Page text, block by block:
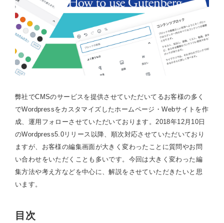
弊社でCMSのサービスを提供させていただいてるお客様の多く
でWordpressをカスタマイズしたホームページ・Webサイトを作
成、運用フォローさせていただいております。2018年12月10日
のWordpress5.0リリース以降、順次対応させていただいており
ますが、お客様の編集画面が大きく変わったことに質問やお問
い合わせをいただくことも多いです。今回は大きく変わった編
集方法や考え方などを中心に、解説をさせていただきたいと思
います。
目次